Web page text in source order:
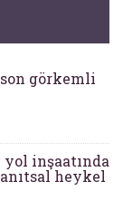
görkemli
inşaatında
heykel